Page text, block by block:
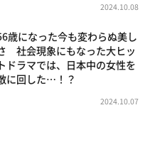
2024.10.08
歳になった今も変わらぬ美し
社会現象にもなった大ヒッ
トドラマでは、日本中の女性を
に回した…！？
2024.10.07